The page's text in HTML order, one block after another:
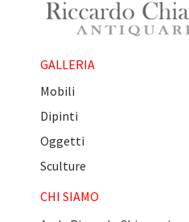
GALLERIA
Mobili
Dipinti
Oggetti
Sculture
CHI SIAMO